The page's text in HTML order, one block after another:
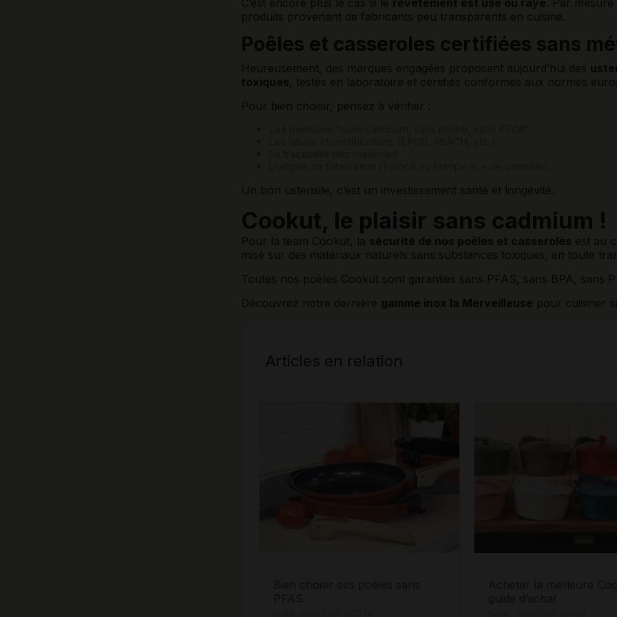
C’est encore plus le cas si le revêtement est usé ou rayé . Par
produits provenant de fabricants peu transparents en cuisine.
Poêles et casseroles certifiées sans
Heureusement, des marques engagées proposent aujourd’hui des
toxiques, testés en laboratoire et certifiés conformes aux normes
Pour bien choisir, pensez à vérifier :
Un bon ustensile, c’est un investissement santé et longévité.
Cookut, le plaisir sans cadmium !
Pour la team Cookut, la sécurité de nos poêles et casseroles est au
misé sur des matériaux naturels sans substances toxiques, en toute
Toutes nos poêles Cookut sont garanties sans PFAS, sans BPA, sans
Découvrez notre dernière gamme inox la Merveilleuse pour cuisiner
Articles en relation